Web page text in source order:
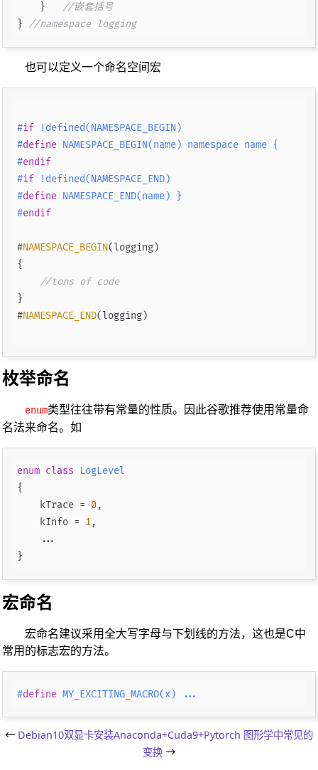
    }
//嵌套括号
}
//namespace logging
也可以定义一个命名空间宏
#if !defined(NAMESPACE_BEGIN)
#define NAMESPACE_BEGIN(name) namespace name {
#endif
#if !defined(NAMESPACE_END)
#define NAMESPACE_END(name) }
#endif
#NAMESPACE_BEGIN(logging)
{
//tons of code
}
#NAMESPACE_END(logging)
枚举命名
enum类型往往带有常量的性质。因此谷歌推荐使用常量命
名法来命名。如
enum class
LogLevel
{
    kTrace =
0,
    kInfo =
1,
    ...
宏命名
宏命名建议采用全大写字母与下划线的方法，这也是C中
常用的标志宏的方法。
#define MY_EXCITING_MACRO(x) ...
← Debian10双显卡安装Anaconda+Cuda9+Pytorch 图形学中常见的
变换 →